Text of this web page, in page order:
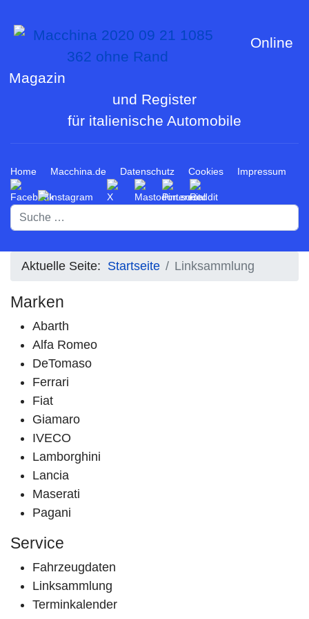
Online
Magazin
und Register
für italienische Automobile
Home Macchina.de Datenschutz Cookies Impressum
Suchen
Aktuelle Seite: Startseite Linksammlung
Marken
Abarth
Alfa Romeo
DeTomaso
Ferrari
Fiat
Giamaro
IVECO
Lamborghini
Lancia
Maserati
Pagani
Service
Fahrzeugdaten
Linksammlung
Terminkalender